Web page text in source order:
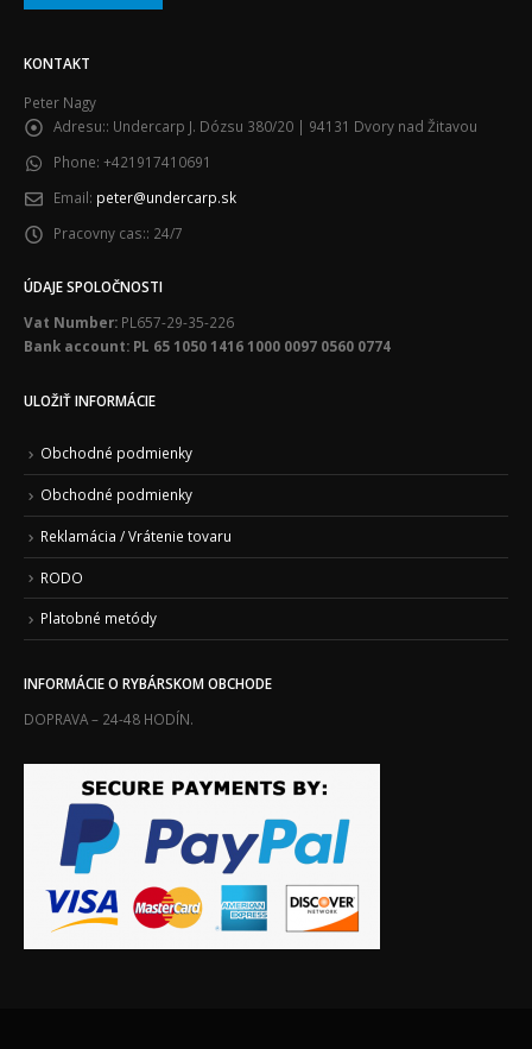
KONTAKT
Peter Nagy
Adresu:: Undercarp J. Dózsu 380/20 | 94131 Dvory nad Žitavou
Phone: +421917410691
Email: peter@undercarp.sk
Pracovny cas:: 24/7
ÚDAJE SPOLOČNOSTI
Vat Number: PL657-29-35-226
Bank account: PL 65 1050 1416 1000 0097 0560 0774
ULOŽIŤ INFORMÁCIE
Obchodné podmienky
Obchodné podmienky
Reklamácia / Vrátenie tovaru
RODO
Platobné metódy
INFORMÁCIE O RYBÁRSKOM OBCHODE
DOPRAVA – 24-48 HODÍN.